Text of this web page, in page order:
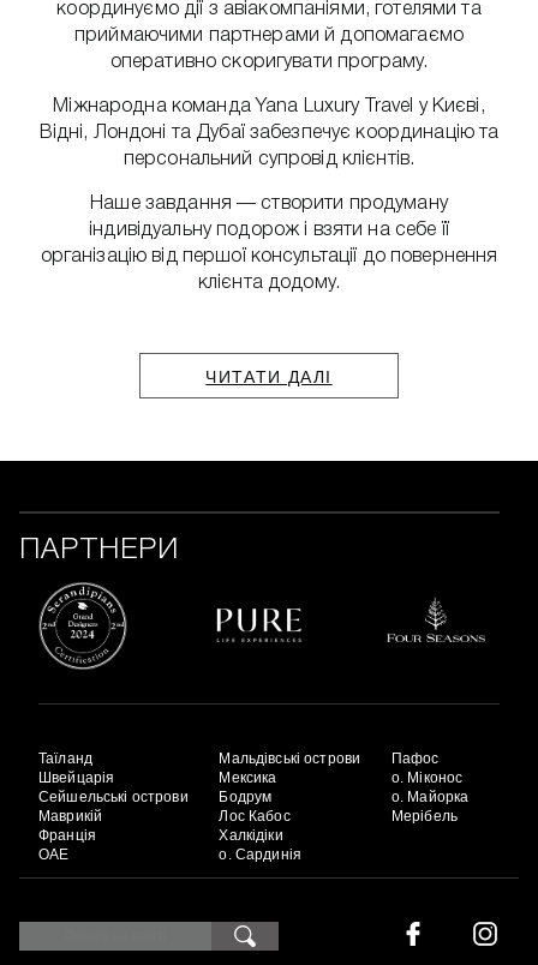
координуємо дії з авіакомпаніями, готелями та
приймаючими партнерами й допомагаємо
оперативно скоригувати програму.
Міжнародна команда Yana Luxury Travel у Києві,
Відні, Лондоні та Дубаї забезпечує координацію та
персональний супровід клієнтів.
Наше завдання — створити продуману
індивідуальну подорож і взяти на себе її
організацію від першої консультації до повернення
клієнта додому.
ЧИТАТИ ДАЛІ
ПАРТНЕРИ
Таїланд
Швейцарія
Сейшельські острови
Маврикій
Франція
ОАЕ
Мальдівські острови
Мексика
Бодрум
Лос Кабос
Халкідіки
о. Сардинія
Пафос
о. Міконос
о. Майорка
Мерібель